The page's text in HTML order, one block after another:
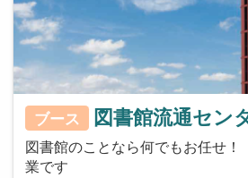
ブース 図書館流通セン
図書館のことなら何でもお任せ
業です